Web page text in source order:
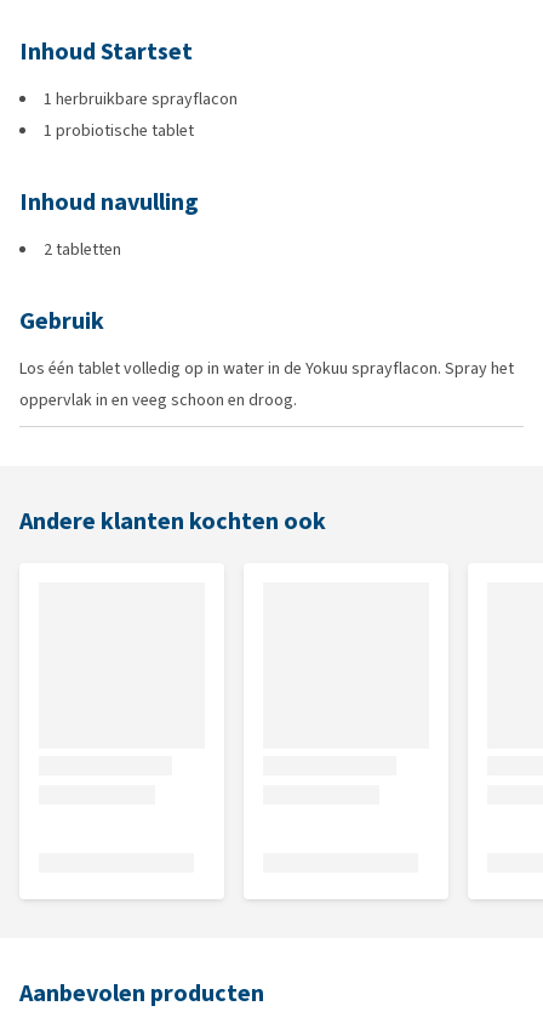
Inhoud Startset
1 herbruikbare sprayflacon
1 probiotische tablet
Inhoud navulling
2 tabletten
Gebruik
Los één tablet volledig op in water in de Yokuu sprayflacon. Spray het
oppervlak in en veeg schoon en droog.
Andere klanten kochten ook
Aanbevolen producten